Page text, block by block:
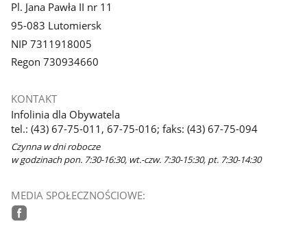
Pl. Jana Pawła II nr 11
95-083 Lutomiersk
NIP 7311918005
Regon 730934660
KONTAKT
Infolinia dla Obywatela
tel.: (43) 67-75-011, 67-75-016; faks: (43) 67-75-094
Czynna w dni robocze
w godzinach pon. 7:30-16:30, wt.-czw. 7:30-15:30, pt. 7:30-14:30
MEDIA SPOŁECZNOŚCIOWE: